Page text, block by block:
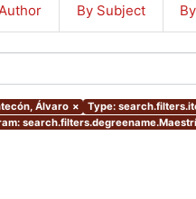
By Subject
Álvaro × Type: